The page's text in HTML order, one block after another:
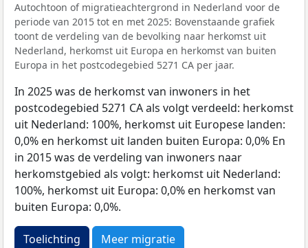
Autochtoon of migratieachtergrond in Nederland voor de
periode van 2015 tot en met 2025: Bovenstaande grafiek
toont de verdeling van de bevolking naar herkomst uit
Nederland, herkomst uit Europa en herkomst van buiten
Europa in het postcodegebied 5271 CA per jaar.
In 2025 was de herkomst van inwoners in het
postcodegebied 5271 CA als volgt verdeeld: herkomst
uit Nederland: 100%, herkomst uit Europese landen:
0,0% en herkomst uit landen buiten Europa: 0,0% En
in 2015 was de verdeling van inwoners naar
herkomstgebied als volgt: herkomst uit Nederland:
100%, herkomst uit Europa: 0,0% en herkomst van
buiten Europa: 0,0%.
Toelichting Meer migratie